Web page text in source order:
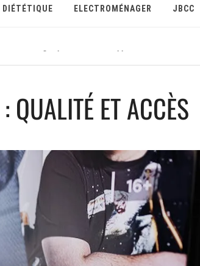
DIÉTÉTIQUE ELECTROMÉNAGER JBCC
en ligne pour maison ou appartement
QUALITÉ ET ACCÈS